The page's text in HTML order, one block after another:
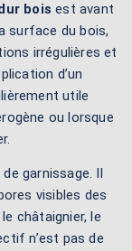
bois est avant
surface du bois,
irrégulières et
d’un
utile
ou lorsque
garnissage. Il
visibles des
châtaignier, le
n’est pas de